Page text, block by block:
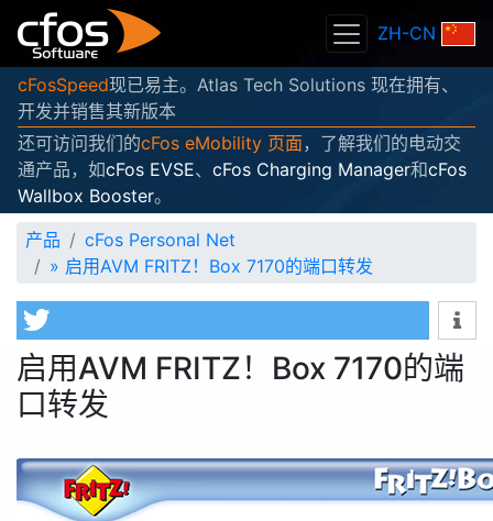
ZH-CN
cFosSpeed现已易主。Atlas Tech Solutions 现在拥有、
开发并销售其新版本
还可访问我们的cFos eMobility 页面，了解我们的电动交
通产品，如cFos EVSE、 cFos Charging Manager和cFos
Wallbox Booster。
产品
cFos Personal Net
» 启用AVM FRITZ！Box 7170的端口转发
启用AVM FRITZ！Box 7170的端
口转发